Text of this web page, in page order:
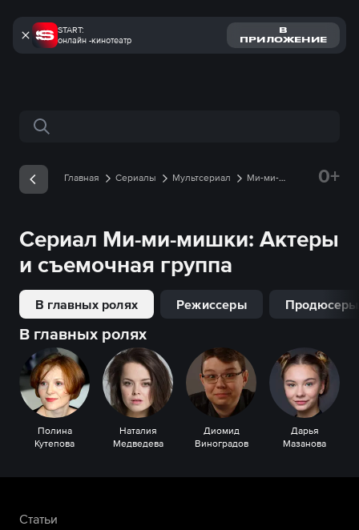
START:
онлайн -кинотеатр
В
ПРИЛОЖЕНИЕ
Поиск по сайту
Главная Сериалы Мультсериал
Ми-ми-
0+
Сериал Ми-ми-мишки: Актеры
и съемочная группа
В главных ролях Режиссеры Продюсеры
В главных ролях
Полина
Кутепова
Наталия
Медведева
Диомид
Виноградов
Дарья
Мазанова
Статьи